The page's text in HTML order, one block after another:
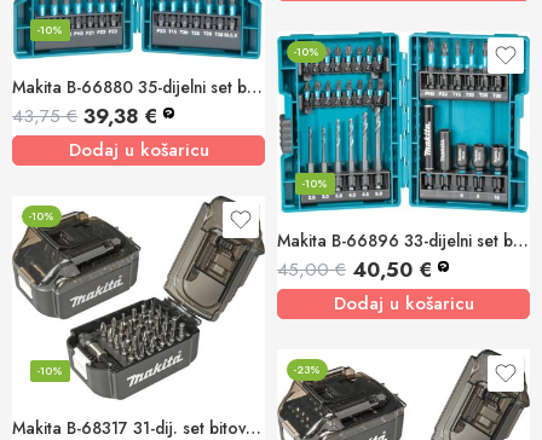
Makita B-66880 35-dijelni set bitova impact BLACK
-10%
43,75€ 39,38 € ?
Dodaj u košaricu
-10%
Makita B-66896 33-dijelni set bitova impact BLACK
-10%
45,00€ 40,50 € ?
Dodaj u košaricu
-10%
Makita B-68317 31-dij. set bitova u kutiji u obliku baterije 25mm
-10% -23%